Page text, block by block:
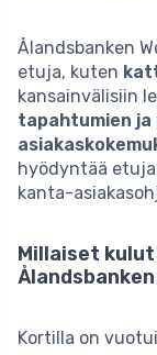
Ålandsbanken
etuja, kuten
kansainvälisiin
tapahtumien ja
hyödyntää
kanta-
Millaiset
Kortilla on